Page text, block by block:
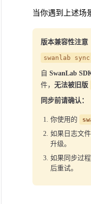
当你遇到上述场
版本兼容性注意
swanlab sync
自 SwanLab
件， 无法被旧版
同步前请确认：
你使用的
如果日志文
升级。
如果同步过
后重试。